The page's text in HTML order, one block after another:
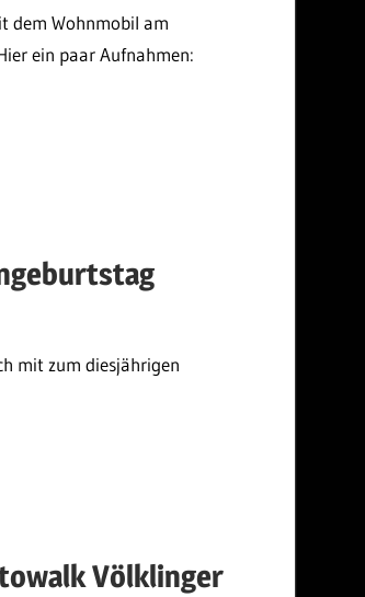
dem Wohnmobil am
ein paar Aufnahmen:
mit zum diesjährigen
Völklinger